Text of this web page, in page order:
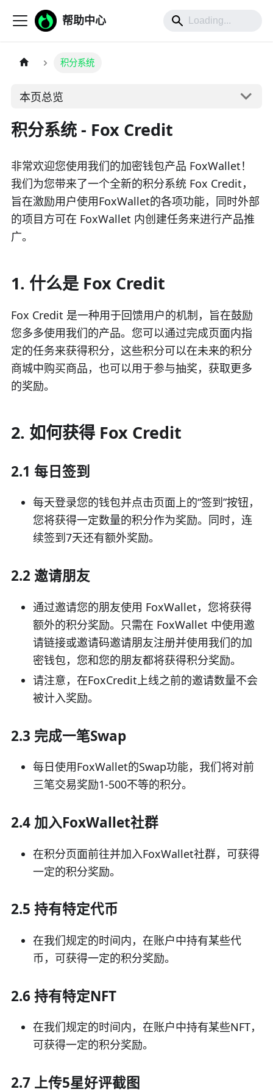
帮助中心
积分系统
本页总览
积分系统 - Fox Credit
非常欢迎您使用我们的加密钱包产品 FoxWallet！
我们为您带来了一个全新的积分系统 Fox Credit，
旨在激励用户使用FoxWallet的各项功能，同时外部
的项目方可在 FoxWallet 内创建任务来进行产品推
广。
1. 什么是 Fox Credit
Fox Credit 是一种用于回馈用户的机制，旨在鼓励
您多多使用我们的产品。您可以通过完成页面内指
定的任务来获得积分，这些积分可以在未来的积分
商城中购买商品，也可以用于参与抽奖，获取更多
的奖励。
2. 如何获得 Fox Credit
2.1 每日签到
每天登录您的钱包并点击页面上的“签到”按钮，
您将获得一定数量的积分作为奖励。同时，连
续签到7天还有额外奖励。
2.2 邀请朋友
通过邀请您的朋友使用 FoxWallet，您将获得
额外的积分奖励。只需在 FoxWallet 中使用邀
请链接或邀请码邀请朋友注册并使用我们的加
密钱包，您和您的朋友都将获得积分奖励。
请注意，在FoxCredit上线之前的邀请数量不会
被计入奖励。
2.3 完成一笔Swap
每日使用FoxWallet的Swap功能，我们将对前
三笔交易奖励1-500不等的积分。
2.4 加入FoxWallet社群
在积分页面前往并加入FoxWallet社群，可获得
一定的积分奖励。
2.5 持有特定代币
在我们规定的时间内，在账户中持有某些代
币，可获得一定的积分奖励。
2.6 持有特定NFT
在我们规定的时间内，在账户中持有某些NFT，
可获得一定的积分奖励。
2.7 上传5星好评截图